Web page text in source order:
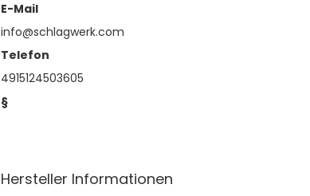
E-Mail
info@schlagwerk.com
Telefon
4915124503605
§
Hersteller Informationen